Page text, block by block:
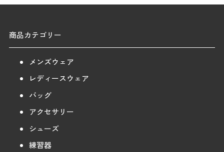
商品カテゴリー
メンズウェア
レディースウェア
バッグ
アクセサリー
シューズ
練習器